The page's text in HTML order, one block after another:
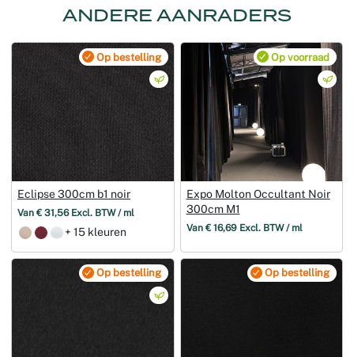
ANDERE AANRADERS
Op bestelling
Eclipse 300cm b1 noir
Van € 31,56 Excl. BTW / ml
+ 15 kleuren
Op voorraad
Expo Molton Occultant Noir
300cm M1
Van € 16,69 Excl. BTW / ml
Op bestelling Op bestelling